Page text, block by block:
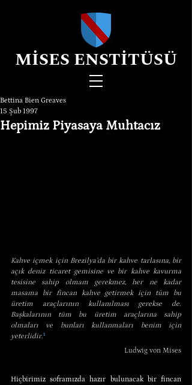
MİSES ENSTİTÜSÜ
Hepimiz Piyasaya Muhtacız
Bettina Bien Greaves
15 Şub 1997
Kahve içmek için Brezilya’da bir kahve tarlasına, bir
açık deniz ticaret gemisine ve bir kahve kavurma
tesisine sahip olmam gerekmez, her ne kadar
masama bir fincan kahve getirmek için tüm bu
üretim araçlarının kullanılması gerekse de.
Başkalarının tüm bu üretim araçlarına sahip
olmaları ve bunları kullanmaları benim için
yeterlidir.¹
Ludwig von Mises
Hiçbirimiz soframızda hazır bulunacak bir fincan